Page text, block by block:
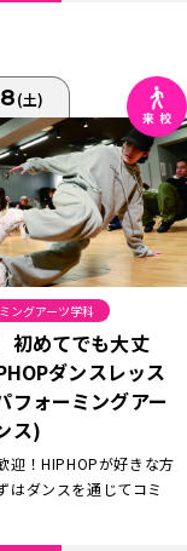
(土)
ングアーツ学科
初めてでも大丈
ダンスレッス
フォーミングアー
ス)
迎！HIPHOPが好きな方
はダンスを通じてコミ